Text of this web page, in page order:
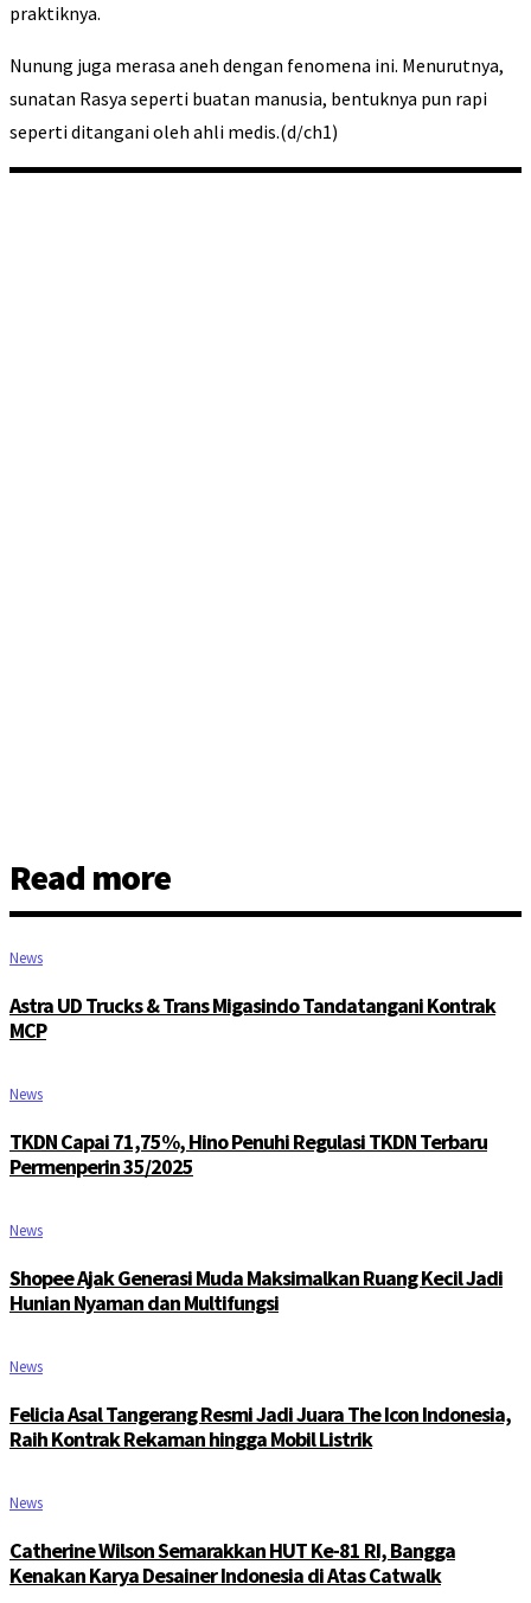
praktiknya.
Nunung juga merasa aneh dengan fenomena ini. Menurutnya,
sunatan Rasya seperti buatan manusia, bentuknya pun rapi
seperti ditangani oleh ahli medis.(d/ch1)
Read more
News
Astra UD Trucks & Trans Migasindo Tandatangani Kontrak
MCP
News
TKDN Capai 71,75%, Hino Penuhi Regulasi TKDN Terbaru
Permenperin 35/2025
News
Shopee Ajak Generasi Muda Maksimalkan Ruang Kecil Jadi
Hunian Nyaman dan Multifungsi
News
Felicia Asal Tangerang Resmi Jadi Juara The Icon Indonesia,
Raih Kontrak Rekaman hingga Mobil Listrik
News
Catherine Wilson Semarakkan HUT Ke-81 RI, Bangga
Kenakan Karya Desainer Indonesia di Atas Catwalk